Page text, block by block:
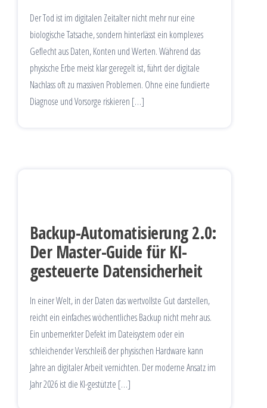
Der Tod ist im digitalen Zeitalter nicht mehr nur eine
biologische Tatsache, sondern hinterlässt ein komplexes
Geflecht aus Daten, Konten und Werten. Während das
physische Erbe meist klar geregelt ist, führt der digitale
Nachlass oft zu massiven Problemen. Ohne eine fundierte
Diagnose und Vorsorge riskieren […]
Backup-Automatisierung 2.0:
Der Master-Guide für KI-
gesteuerte Datensicherheit
In einer Welt, in der Daten das wertvollste Gut darstellen,
reicht ein einfaches wöchentliches Backup nicht mehr aus.
Ein unbemerkter Defekt im Dateisystem oder ein
schleichender Verschleiß der physischen Hardware kann
Jahre an digitaler Arbeit vernichten. Der moderne Ansatz im
Jahr 2026 ist die KI-gestützte […]